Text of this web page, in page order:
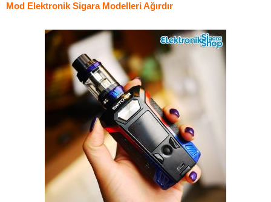
Mod Elektronik Sigara Modelleri Ağırdır